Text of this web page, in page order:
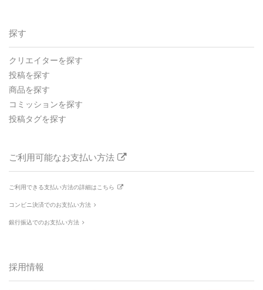
探す
クリエイターを探す
投稿を探す
商品を探す
コミッションを探す
投稿タグを探す
ご利用可能なお支払い方法
ご利用できる支払い方法の詳細はこちら
コンビニ決済でのお支払い方法
銀行振込でのお支払い方法
採用情報